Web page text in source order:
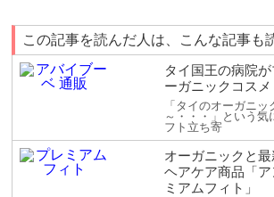
この記事を読んだ人は、こんな記事も
タイ国王の病院
ーガニックコス
「タイのオーガニ
～・・・」という気
フト立ち寄
オーガニックと
ヘアケア商品「
ミアムフィト」